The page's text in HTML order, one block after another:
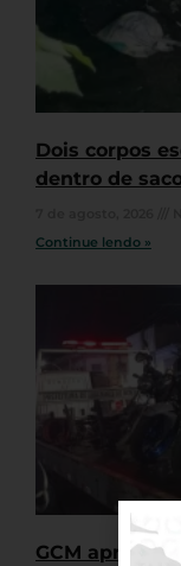
Dois corpos
dentro de
Continue lendo »
GCM